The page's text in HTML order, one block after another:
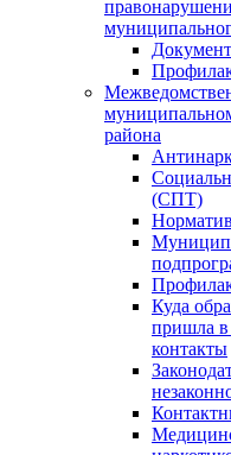
района
(СПТ)
Куда
пришла
контакты